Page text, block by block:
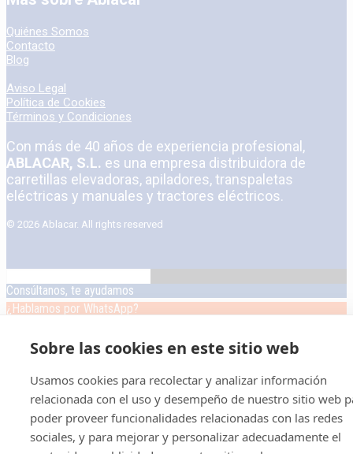
SELECCIONAR OPCIONES
LEER MÁS
Quiénes Somos
Contacto
Blog
Aviso Legal
Política de Cookies
Términos y Condiciones
Con más de 40 años de experiencia profesional,
ABLACAR, S.L. es una empresa distribuidora de
carretillas elevadoras, apiladores, transpaletas
eléctricas y manuales y tractores eléctricos.
© 2026 Ablacar. All rights reserved
Consúltanos, te ayudamos
¿Hablamos por WhatsApp?
Sobre las cookies en este sitio web
Usamos cookies para recolectar y analizar información
relacionada con el uso y desempeño de nuestro sitio web
poder proveer funcionalidades relacionadas con las redes
sociales, y para mejorar y personalizar adecuadamente el